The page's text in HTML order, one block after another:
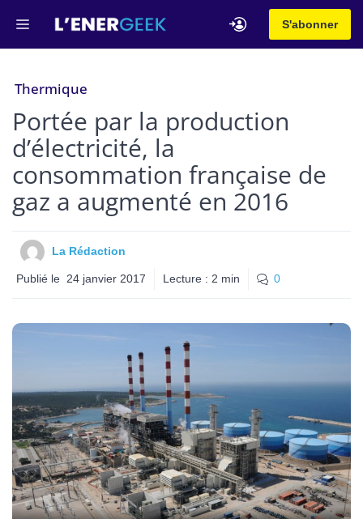
contenu
S'abonner
Menu
Thermique
Portée par la production
d’électricité, la
consommation française de
gaz a augmenté en 2016
La Rédaction
Publié le 24 janvier 2017 Lecture : 2 min 0